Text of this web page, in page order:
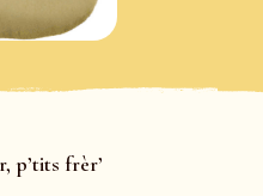
p’tits frèr’